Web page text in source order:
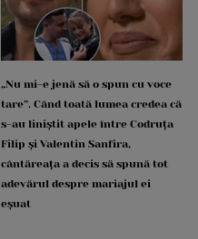
„Nu mi-e jenă să o spun cu voce
tare”. Când toată lumea credea că
s-au liniștit apele între Codruța
Filip și Valentin Sanfira,
cântăreața a decis să spună tot
adevărul despre mariajul ei
eșuat